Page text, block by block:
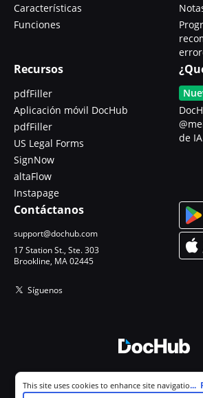
Características
Funciones
Recursos
pdfFiller
Aplicación móvil DocHub
pdfFiller
US Legal Forms
SignNow
altaFlow
Instapage
de
Contáctanos
support@dochub.com
17 Station St., Ste. 303
Brookline, MA 02445
Síguenos
Todos los derechos
Cookie consent notice
This site uses cookies to enhance site navigation...